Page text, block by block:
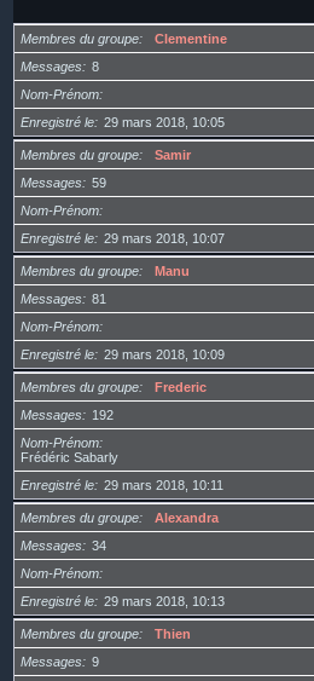
Membres du groupe
Clementine
Messages
8
Nom-Prénom
Enregistré le
29 mars 2018, 10:05
Membres du groupe
Samir
Messages
59
Nom-Prénom
Enregistré le
29 mars 2018, 10:07
Membres du groupe
Manu
Messages
81
Nom-Prénom
Enregistré le
29 mars 2018, 10:09
Membres du groupe
Frederic
Messages
192
Nom-Prénom
Frédéric Sabarly
Enregistré le
29 mars 2018, 10:11
Membres du groupe
Alexandra
Messages
34
Nom-Prénom
Enregistré le
29 mars 2018, 10:13
Membres du groupe
Thien
Messages
9